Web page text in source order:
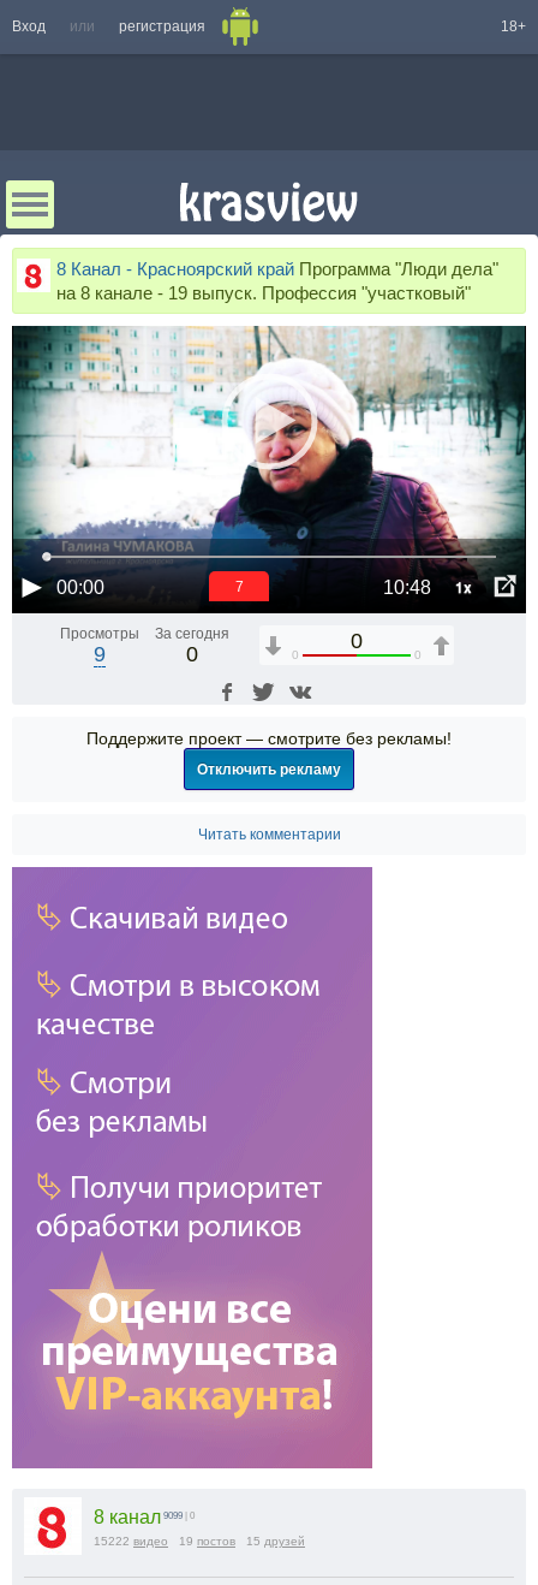
Вход или регистрация 18+
8 Канал - Красноярский край Программа "Люди дела"
на 8 канале - 19 выпуск. Профессия "участковый"
00:00 10:48 1x
6
Просмотры
9
За сегодня
0
0
0 0
Поддержите проект — смотрите без рекламы!
Отключить рекламу
Читать комментарии
8 канал 9099 | 0
15222 видео 19 постов 15 друзей